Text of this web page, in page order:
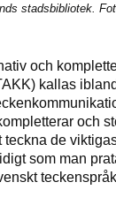
stadsbibliotek.
och
kallas
och
teckna de
som man